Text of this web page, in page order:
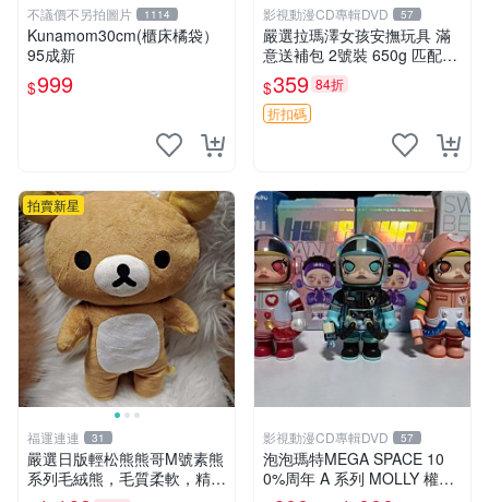
不議價不另拍圖片 1114
Kunamom30cm(櫃床橘袋）
95成新
$999
影視動漫CD專輯DVD 57
嚴選拉瑪澤女孩安撫玩具 滿
意送補包 2號裝 650g 匹配嬰
幼童舒壓好伴侶 女孩專用 安
心選擇 安撫玩偶 衝包 玩具
$359 84折
折扣碼
拍賣新星
福運連連 31
嚴選日版輕松熊熊哥M號素熊
系列毛絨熊，毛質柔軟，精緻
影視動漫CD專輯DVD 57
泡泡瑪特MEGA SPACE 10
0%周年 A 系列 MOLLY 權威